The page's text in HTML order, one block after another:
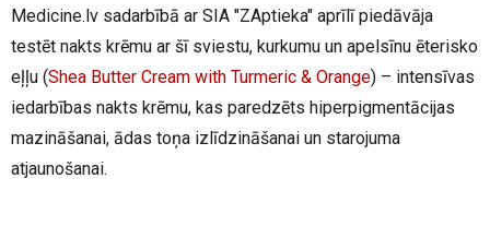
Medicine.lv sadarbībā ar SIA "ZAptieka" aprīlī piedāvāja
testēt nakts krēmu ar šī sviestu, kurkumu un apelsīnu ēterisko
eļļu (Shea Butter Cream with Turmeric & Orange) – intensīvas
iedarbības nakts krēmu, kas paredzēts hiperpigmentācijas
mazināšanai, ādas toņa izlīdzināšanai un starojuma
atjaunošanai.